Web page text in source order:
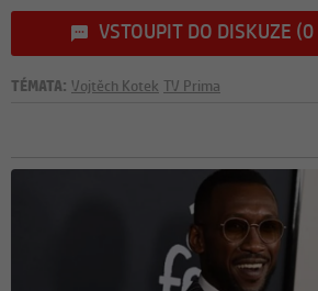
VSTOUPIT DO DISKUZE
TÉMATA: Vojtěch Kotek TV Prima